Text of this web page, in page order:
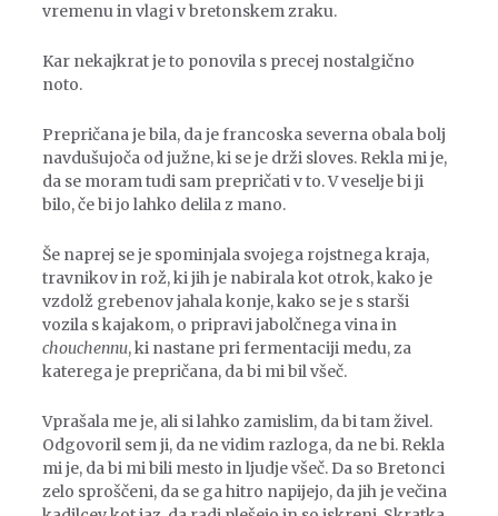
vremenu in vlagi v bretonskem zraku.
Kar nekajkrat je to ponovila s precej nostalgično
noto.
Prepričana je bila, da je francoska severna obala bolj
navdušujoča od južne, ki se je drži sloves. Rekla mi je,
da se moram tudi sam prepričati v to. V veselje bi ji
bilo, če bi jo lahko delila z mano.
Še naprej se je spominjala svojega rojstnega kraja,
travnikov in rož, ki jih je nabirala kot otrok, kako je
vzdolž grebenov jahala konje, kako se je s starši
vozila s kajakom, o pripravi jabolčnega vina in
chouchennu, ki nastane pri fermentaciji medu, za
katerega je prepričana, da bi mi bil všeč.
Vprašala me je, ali si lahko zamislim, da bi tam živel.
Odgovoril sem ji, da ne vidim razloga, da ne bi. Rekla
mi je, da bi mi bili mesto in ljudje všeč. Da so Bretonci
zelo sproščeni, da se ga hitro napijejo, da jih je večina